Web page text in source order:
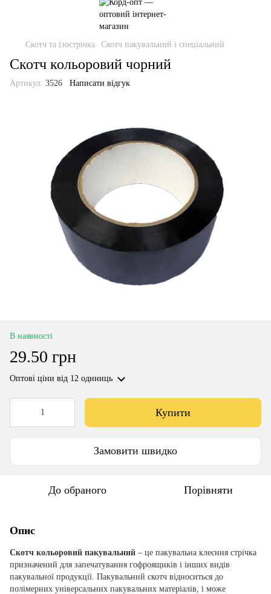
Скотч та ізострічка Скотч пакувальний і спеціальний
Скотч кольоровий чорний
Артикул: 3526 Написати відгук
В наявності
29.50 грн
Оптові ціни від 12 одиниць
Купити
Замовити швидко
До обраного Порівняти
Опис
Скотч кольоровий пакувальний – це пакувальна клеєння стрічка
призначений для запечатування гофроящиків і інших видів
пакувальної продукції. Пакувальний скотч відноситься до
полімерних універсальних пакувальних матеріалів, і може